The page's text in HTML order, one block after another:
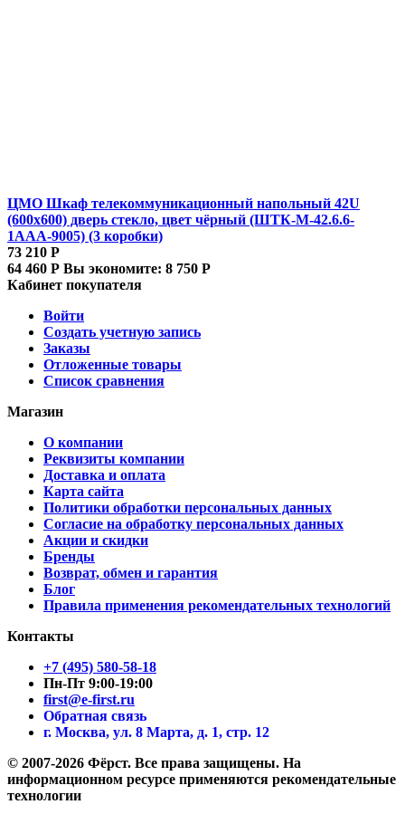
ЦМО Шкаф телекоммуникационный напольный 42U
(600x600) дверь стекло, цвет чёрный (ШТК-М-42.6.6-
1ААА-9005) (3 коробки)
73 210 Р
64 460 Р Вы экономите: 8 750 Р
Кабинет покупателя
Войти
Создать учетную запись
Заказы
Отложенные товары
Список сравнения
Магазин
О компании
Реквизиты компании
Доставка и оплата
Карта сайта
Политики обработки персональных данных
Согласие на обработку персональных данных
Акции и скидки
Бренды
Возврат, обмен и гарантия
Блог
Правила применения рекомендательных технологий
Контакты
+7 (495) 580-58-18
Пн-Пт 9:00-19:00
first@e-first.ru
Обратная связь
г. Москва, ул. 8 Марта, д. 1, стр. 12
© 2007-2026 Фёрст. Все права защищены. На
информационном ресурсе применяются рекомендательные
технологии